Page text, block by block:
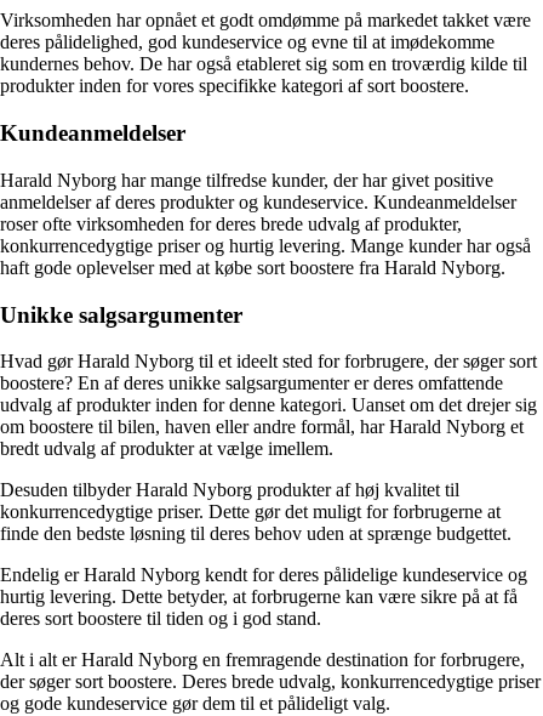
Virksomheden har opnået et godt omdømme på markedet takket være
deres pålidelighed, god kundeservice og evne til at imødekomme
kundernes behov. De har også etableret sig som en troværdig kilde til
produkter inden for vores specifikke kategori af sort boostere.
Kundeanmeldelser
Harald Nyborg har mange tilfredse kunder, der har givet positive
anmeldelser af deres produkter og kundeservice. Kundeanmeldelser
roser ofte virksomheden for deres brede udvalg af produkter,
konkurrencedygtige priser og hurtig levering. Mange kunder har også
haft gode oplevelser med at købe sort boostere fra Harald Nyborg.
Unikke salgsargumenter
Hvad gør Harald Nyborg til et ideelt sted for forbrugere, der søger sort
boostere? En af deres unikke salgsargumenter er deres omfattende
udvalg af produkter inden for denne kategori. Uanset om det drejer sig
om boostere til bilen, haven eller andre formål, har Harald Nyborg et
bredt udvalg af produkter at vælge imellem.
Desuden tilbyder Harald Nyborg produkter af høj kvalitet til
konkurrencedygtige priser. Dette gør det muligt for forbrugerne at
finde den bedste løsning til deres behov uden at sprænge budgettet.
Endelig er Harald Nyborg kendt for deres pålidelige kundeservice og
hurtig levering. Dette betyder, at forbrugerne kan være sikre på at få
deres sort boostere til tiden og i god stand.
Alt i alt er Harald Nyborg en fremragende destination for forbrugere,
der søger sort boostere. Deres brede udvalg, konkurrencedygtige priser
og gode kundeservice gør dem til et pålideligt valg.